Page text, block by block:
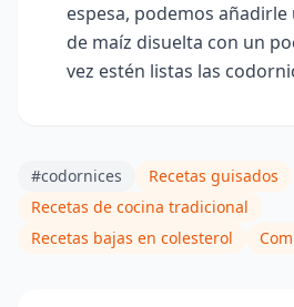
espesa, podemos
de maíz disuelta con un
vez estén listas las
#codornices
Recetas guisados
Recetas de cocina tradicional
Recetas bajas en colesterol